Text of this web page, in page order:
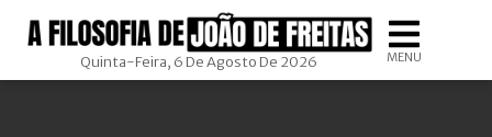
Quinta-Feira, 6 De Agosto De 2026 MENU